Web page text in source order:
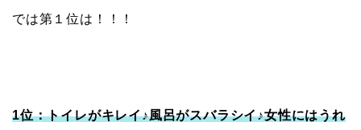
では第１位は！！！
1位：トイレがキレイ♪風呂がスバラシイ♪女性にはうれ